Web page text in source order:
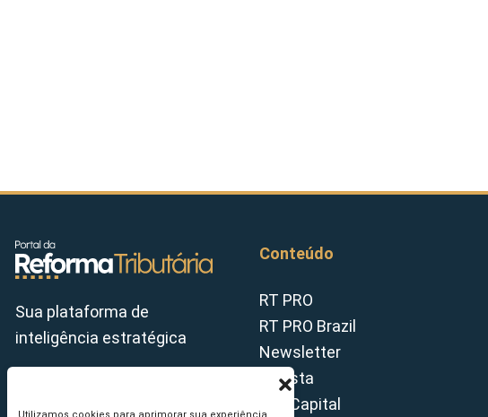
Sua plataforma de
inteligência estratégica
Conteúdo
RT PRO
RT PRO Brazil
Newsletter
Revista
Tax Capital